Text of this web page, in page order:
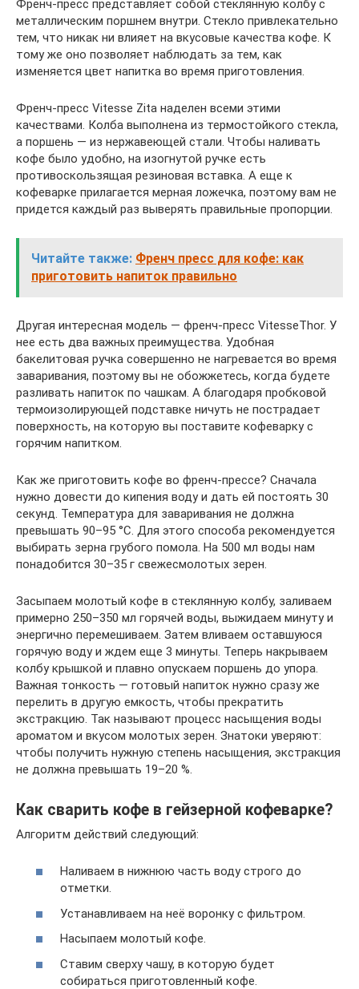
Френч-пресс представляет собой стеклянную колбу с
металлическим поршнем внутри. Стекло привлекательно
тем, что никак ни влияет на вкусовые качества кофе. К
тому же оно позволяет наблюдать за тем, как
изменяется цвет напитка во время приготовления.
Френч-пресс Vitesse Zita наделен всеми этими
качествами. Колба выполнена из термостойкого стекла,
а поршень — из нержавеющей стали. Чтобы наливать
кофе было удобно, на изогнутой ручке есть
противоскользящая резиновая вставка. А еще к
кофеварке прилагается мерная ложечка, поэтому вам не
придется каждый раз выверять правильные пропорции.
Читайте также: Френч пресс для кофе: как
приготовить напиток правильно
Другая интересная модель — френч-пресс VitesseThor. У
нее есть два важных преимущества. Удобная
бакелитовая ручка совершенно не нагревается во время
заваривания, поэтому вы не обожжетесь, когда будете
разливать напиток по чашкам. А благодаря пробковой
термоизолирующей подставке ничуть не пострадает
поверхность, на которую вы поставите кофеварку с
горячим напитком.
Как же приготовить кофе во френч-прессе? Сначала
нужно довести до кипения воду и дать ей постоять 30
секунд. Температура для заваривания не должна
превышать 90–95 °C. Для этого способа рекомендуется
выбирать зерна грубого помола. На 500 мл воды нам
понадобится 30–35 г свежесмолотых зерен.
Засыпаем молотый кофе в стеклянную колбу, заливаем
примерно 250–350 мл горячей воды, выжидаем минуту и
энергично перемешиваем. Затем вливаем оставшуюся
горячую воду и ждем еще 3 минуты. Теперь накрываем
колбу крышкой и плавно опускаем поршень до упора.
Важная тонкость — готовый напиток нужно сразу же
перелить в другую емкость, чтобы прекратить
экстракцию. Так называют процесс насыщения воды
ароматом и вкусом молотых зерен. Знатоки уверяют:
чтобы получить нужную степень насыщения, экстракция
не должна превышать 19–20 %.
Как сварить кофе в гейзерной кофеварке?
Алгоритм действий следующий:
Наливаем в нижнюю часть воду строго до
отметки.
Устанавливаем на неё воронку с фильтром.
Насыпаем молотый кофе.
Ставим сверху чашу, в которую будет
собираться приготовленный кофе.